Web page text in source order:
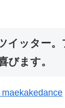
イッター。
びます。